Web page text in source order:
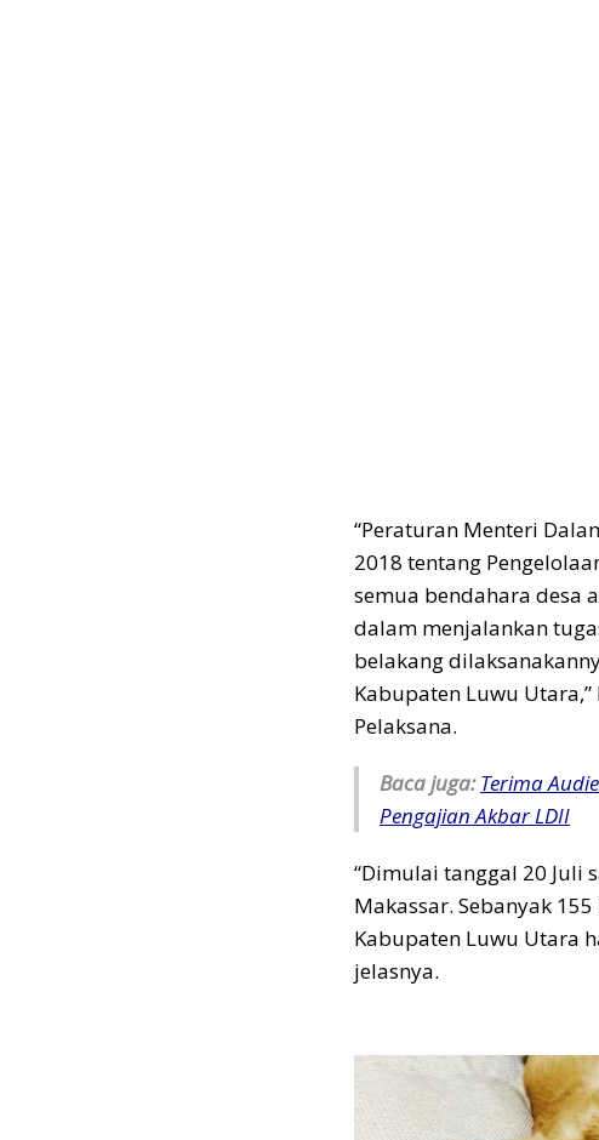
“Peraturan Menteri
2018 tentang
semua bendahara desa
dalam menjalankan
belakang
Kabupaten Luwu
Pelaksana.
Baca juga: Terima
Pengajian Akbar LDII
“Dimulai tanggal 20 Juli
Makassar. Sebanyak
Kabupaten Luwu Utara
jelasnya.